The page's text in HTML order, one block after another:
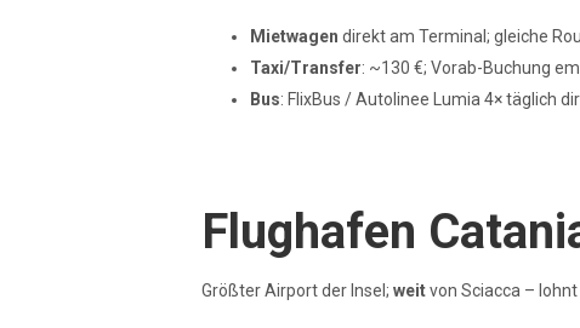
Mietwagen direkt am Terminal; gleiche
Taxi/Transfer: ~130 €; Vorab-Buchung
Bus: FlixBus / Autolinee Lumia 4× täglich
Flughafen
Größter Airport der Insel; weitvon Sciacca –